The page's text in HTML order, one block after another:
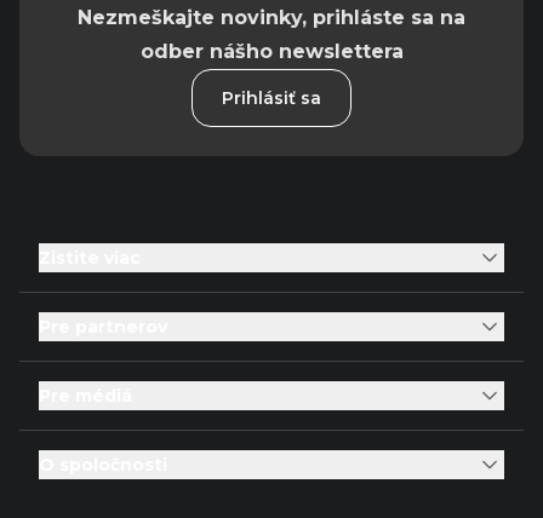
Nezmeškajte novinky, prihláste sa na
odber nášho newslettera
Prihlásiť sa